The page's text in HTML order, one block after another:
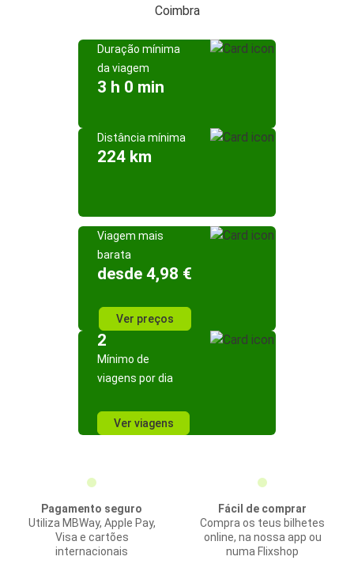
Coimbra
Duração mínima
da viagem
3 h 0 min
Distância mínima
224 km
Viagem mais
barata
desde 4,98 €
Ver preços
2
Mínimo de
viagens por dia
Ver viagens
Pagamento seguro
Utiliza MBWay, Apple Pay,
Visa e cartões
internacionais
Fácil de comprar
Compra os teus bilhetes
online, na nossa app ou
numa Flixshop